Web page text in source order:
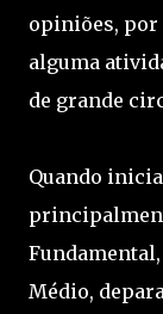
opiniões, por
alguma
de grande
Quando
Fundamental,
Médio,